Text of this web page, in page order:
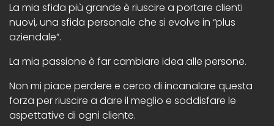
La mia sfida più grande è riuscire a portare clienti
nuovi, una sfida personale che si evolve in “plus
aziendale”.
La mia passione è far cambiare idea alle persone.
Non mi piace perdere e cerco di incanalare questa
forza per riuscire a dare il meglio e soddisfare le
aspettative di ogni cliente.